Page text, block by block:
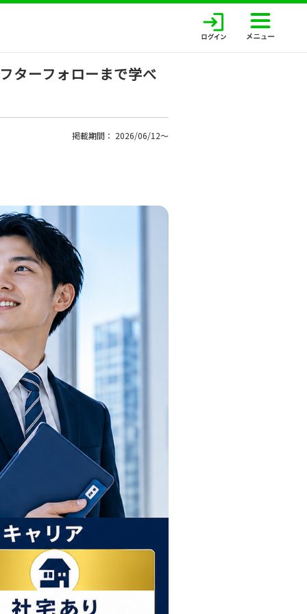
ターフォローまで学べ
掲載期間： 2026/06/12〜